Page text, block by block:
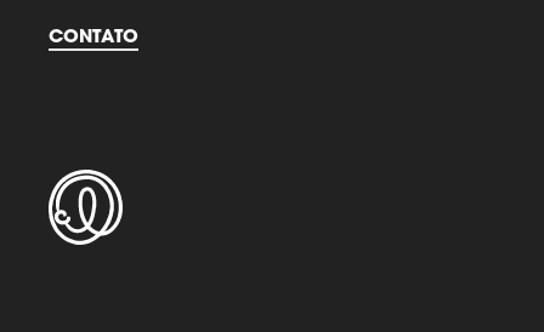
CONTATO